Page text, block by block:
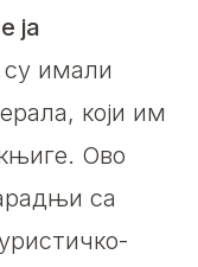
ја
имали
који им
Ово
са